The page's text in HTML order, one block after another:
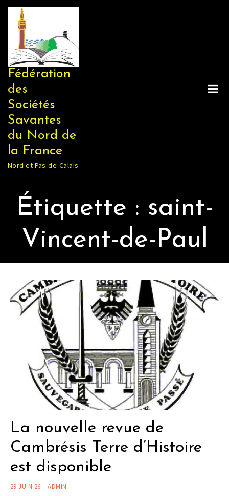
Skip
content
Fédération
des
Sociétés
Savantes
du Nord de
la France
Nord et Pas-de-Calais
Étiquette : saint-
Vincent-de-Paul
La nouvelle revue de
Cambrésis Terre d’Histoire
est disponible
29 JUIN 26 ADMIN